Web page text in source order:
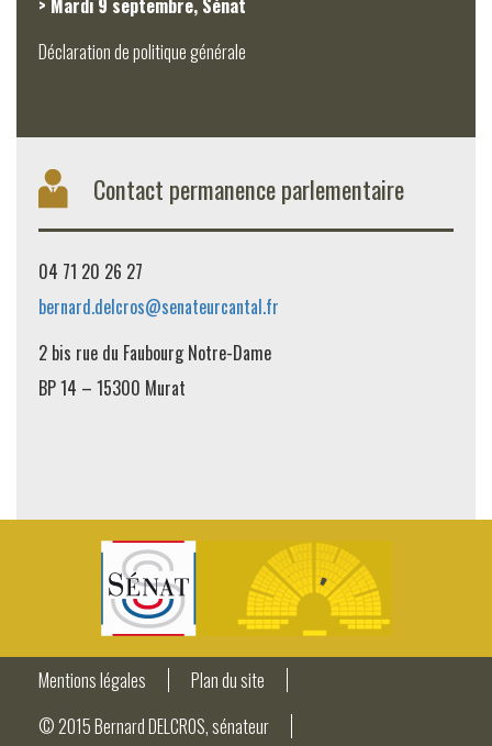
> Mardi 9 septembre, Sénat
Déclaration de politique générale
Contact permanence parlementaire
04 71 20 26 27
bernard.delcros@senateurcantal.fr
2 bis rue du Faubourg Notre-Dame
BP 14 – 15300 Murat
Mentions légales
Plan du site
© 2015 Bernard DELCROS, sénateur